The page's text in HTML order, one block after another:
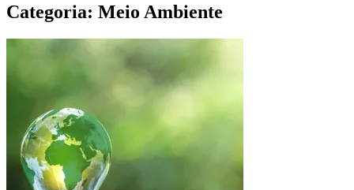
Categoria: Meio Ambiente